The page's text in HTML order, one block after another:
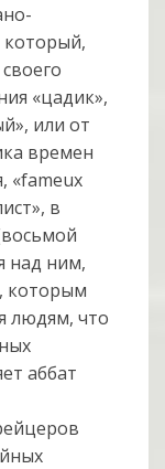
который,
«цадик»,
или от
времен
«fameux
в
над ним,
которым
людям, что
аббат